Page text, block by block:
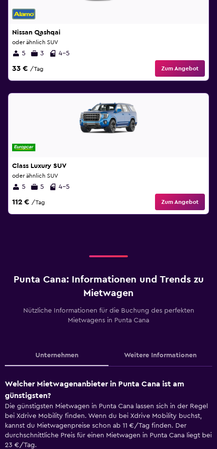
Nissan Qashqai
oder ähnlich SUV
5 3 4-5
33 € /Tag Zum Angebot
Class Luxury SUV
oder ähnlich SUV
5 5 4-5
112 € /Tag Zum Angebot
Punta Cana: Informationen und Trends zu
Mietwagen
Nützliche Informationen für die Buchung des perfekten
Mietwagens in Punta Cana
Unternehmen Weitere Informationen
Welcher Mietwagenanbieter in Punta Cana ist am
günstigsten?
Die günstigsten Mietwagen in Punta Cana lassen sich in der Regel
bei Xdrive Mobility finden. Wenn du bei Xdrive Mobility buchst,
kannst du Mietwagenpreise schon ab 11 €/Tag finden. Der
durchschnittliche Preis für einen Mietwagen in Punta Cana liegt bei
23 €/Tag.